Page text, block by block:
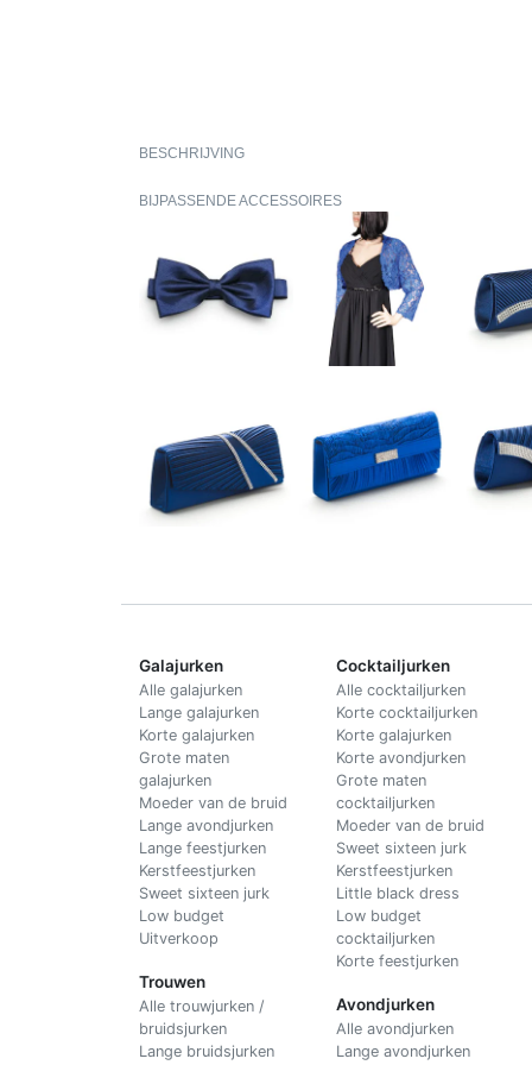
BESCHRIJVING
BIJPASSENDE ACCESSOIRES
Galajurken
Alle galajurken
Lange galajurken
Korte galajurken
Grote maten
galajurken
Moeder van de bruid
Lange avondjurken
Lange feestjurken
Kerstfeestjurken
Sweet sixteen jurk
Low budget
Uitverkoop
Trouwen
Alle trouwjurken /
bruidsjurken
Lange bruidsjurken
Cocktailjurken
Alle cocktailjurken
Korte cocktailjurken
Korte galajurken
Korte avondjurken
Grote maten
cocktailjurken
Moeder van de bruid
Sweet sixteen jurk
Kerstfeestjurken
Little black dress
Low budget
cocktailjurken
Korte feestjurken
Avondjurken
Alle avondjurken
Lange avondjurken